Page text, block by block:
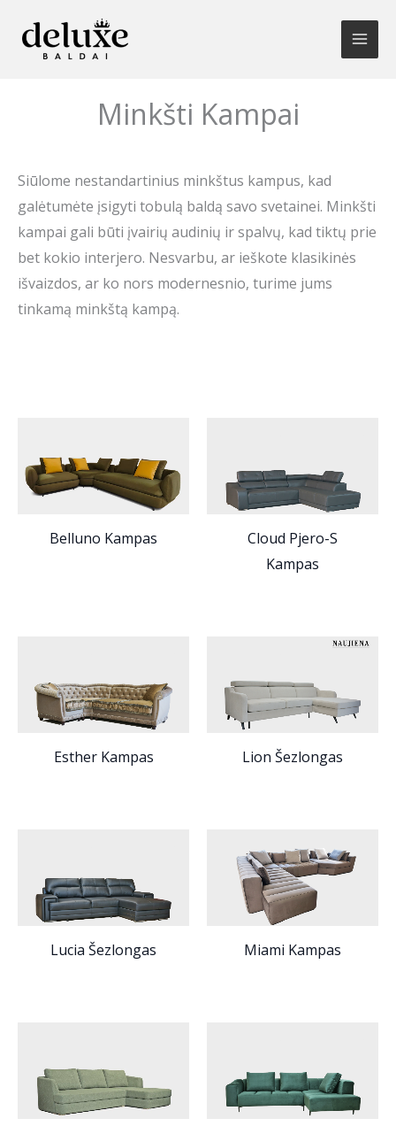
prie
turinio
Minkšti Kampai
Siūlome nestandartinius minkštus kampus, kad
galėtumėte įsigyti tobulą baldą savo svetainei. Minkšti
kampai gali būti įvairių audinių ir spalvų, kad tiktų prie
bet kokio interjero. Nesvarbu, ar ieškote klasikinės
išvaizdos, ar ko nors modernesnio, turime jums
tinkamą minkštą kampą.
Belluno Kampas
Cloud Pjero-S
Kampas
Esther Kampas Lion Šezlongas
Lucia Šezlongas Miami Kampas